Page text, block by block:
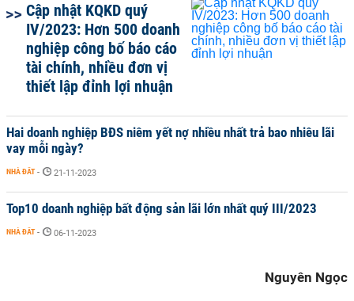
Cập nhật KQKD quý
IV/2023: Hơn 500 doanh
nghiệp công bố báo cáo
tài chính, nhiều đơn vị
thiết lập đỉnh lợi nhuận
Hai doanh nghiệp BĐS niêm yết nợ nhiều nhất trả bao nhiêu lãi
vay mỗi ngày?
NHÀ ĐẤT - 21-11-2023
Top10 doanh nghiệp bất động sản lãi lớn nhất quý III/2023
NHÀ ĐẤT - 06-11-2023
Nguyên Ngọc